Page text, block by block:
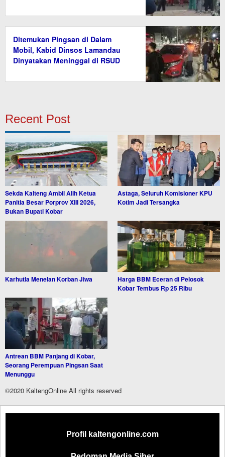
Ditemukan Pingsan di Dalam
Mobil, Kabid Dinsos Lamandau
Dinyatakan Meninggal di RSUD
Recent Post
Sekda Kalteng Ambil Alih Ketua
Panitia Besar Porprov XIII 2026,
Bukan Bupati Kobar
Astaga, Seluruh Komisioner KPU
Kotim Jadi Tersangka
Karhutla Menelan Korban Jiwa
Harga BBM Eceran di Pelosok
Kobar Tembus Rp 25 Ribu
Antrean BBM Panjang di Kobar,
Seorang Perempuan Pingsan Saat
Menunggu
©2020 KaltengOnline All rights reserved
Profil kaltengonline.com